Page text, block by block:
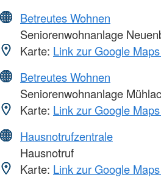
Betreutes Wohnen
Seniorenwohnanlage
Karte: Link zur Google
Betreutes Wohnen
Seniorenwohnanlage
Karte: Link zur Google
Hausnotrufzentrale
Hausnotruf
Karte: Link zur Google